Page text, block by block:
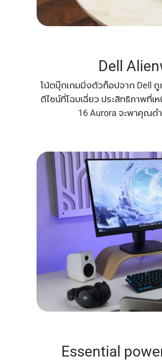
Dell
โน้ตบุ๊กเกมมิ่งตัวท็อปจาก Dell ถู
ดีไซน์ที่โฉบเฉี่ยว ประสิทธิภาพที่
16 Aurora จะพาคุณด
Essential